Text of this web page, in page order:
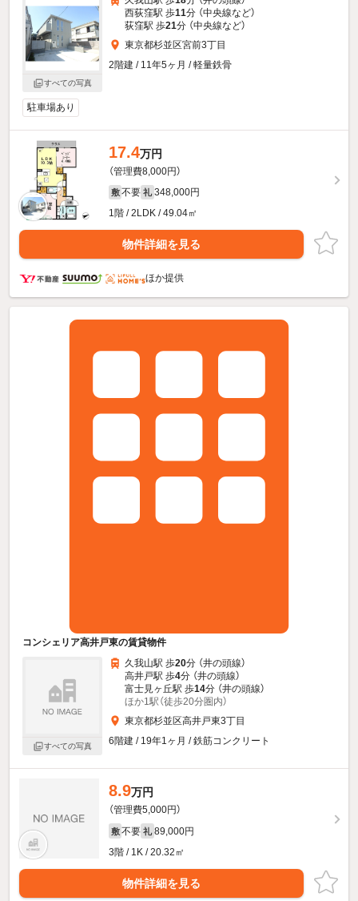
すべての写真
西荻窪駅 歩11分 （中央線など）
荻窪駅 歩21分 （中央線など）
東京都杉並区宮前3丁目
2階建 / 11年5ヶ月 / 軽量鉄骨
駐車場あり
17.4万円
（管理費8,000円）
敷 不要 礼 348,000円
1階 / 2LDK / 49.04㎡
物件詳細を見る
ほか提供
コンシェリア高井戸東の賃貸物件
すべての写真
久我山駅 歩20分 （井の頭線）
高井戸駅 歩4分 （井の頭線）
富士見ヶ丘駅 歩14分 （井の頭線）
ほか1駅（徒歩20分圏内）
東京都杉並区高井戸東3丁目
6階建 / 19年1ヶ月 / 鉄筋コンクリート
8.9万円
（管理費5,000円）
敷 不要 礼 89,000円
3階 / 1K / 20.32㎡
物件詳細を見る